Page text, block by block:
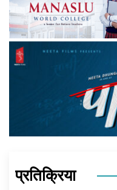
प्रतिक्रिया